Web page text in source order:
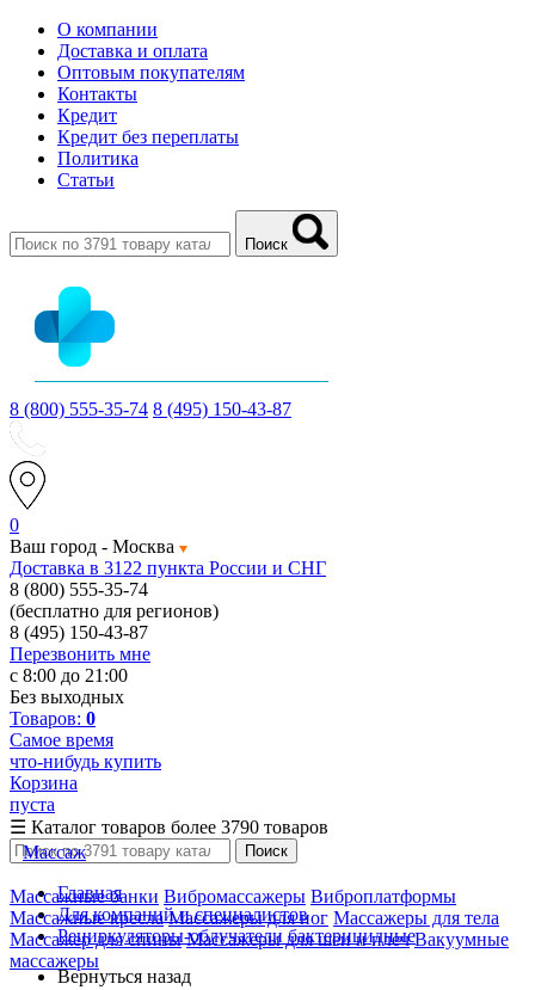
О компании
Доставка и оплата
Оптовым покупателям
Контакты
Кредит
Кредит без переплаты
Политика
Статьи
Поиск
8 (800) 555-35-74 8 (495) 150-43-87
0
Ваш город - Москва
Доставка в 3122 пункта России и СНГ
8 (800) 555-35-74
(бесплатно для регионов)
8 (495) 150-43-87
Перезвонить мне
с 8:00 до 21:00
Без выходных
Товаров: 0
Самое время
что-нибудь купить
Корзина
пуста
☰ Каталог товаров более 3790 товаров
Массаж
Массажные банки Вибромассажеры Виброплатформы
Массажные кресла Массажеры для ног Массажеры для тела
Массажер для спины Массажеры для шеи и плеч Вакуумные
массажеры
Поиск
Главная
Для компаний и специалистов
Рециркуляторы-облучатели бактерицидные
Вернуться назад